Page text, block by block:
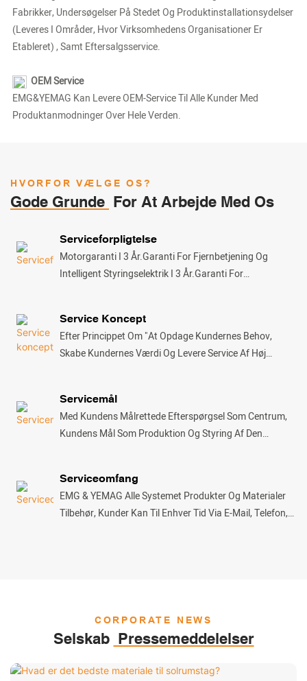
Fabrikker, Undersøgelser På Stedet Og Produktinstallationsydelser
(leveres I Områder, Hvor Virksomhedens Organisationer Er
Etableret) , Samt Eftersalgsservice.
OEM Service
EMG&YEMAG Kan Levere OEM-Service Til Alle Kunder Med
Produktanmodninger Over Hele Verden.
HVORFOR VÆLGE OS?
Gode Grunde For At Arbejde Med Os
Serviceforpligtelse
Motorgaranti I 3 År.Garanti For Fjernbetjening Og
Intelligent Styringselektrik I 3 År.Garanti For
Menneskeskabte Skader Er Ikke Inkluderet I
Serviceforpligtelsestiden)
Service Koncept
Efter Princippet Om "at Opdage Kundernes Behov,
Skabe Kundernes Værdi Og Levere Service Af Høj
Eftersalgsservice Med Høj Effektivitet Og 100%
Tilfredshed
Servicemål
Med Kundens Målrettede Efterspørgsel Som Centrum,
Kundens Mål Som Produktion Og Styring Af Den
Teknologiforbedring. Brugen Af ​​selskabets Udfældning
Af Stærke Faglige Og Tekniske Kraft Og Stærk Faglig
Støtte Kapacitet, Afhængig Af Avanceret Produktion,
Serviceomfang
EMG & YEMAG Alle Systemet Produkter Og Materialer
Tilbehør, Kunder Kan Til Enhver Tid Via E-Mail, Telefon,
Brugerens Problemer
CORPORATE NEWS
Selskab Pressemeddelelser